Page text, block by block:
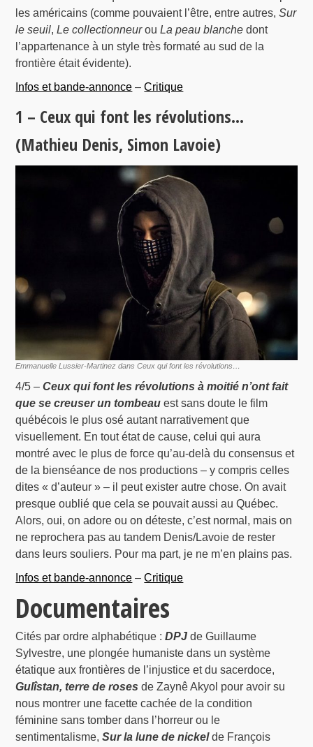
les américains (comme pouvaient l’être, entre autres,Sur
le seuil,Le collectionneurouLa peau blanche dont
l’appartenance à un style très formaté au sud de la
frontière était évidente).
Infos et bande-annonce –Critique
1 – Ceux qui font les révolutions…
(Mathieu Denis, Simon Lavoie)
Emmanuelle Lussier-Martinez dans Ceux qui font les révolutions…
4/5 –Ceux qui font les révolutions à moitié n’ont fait
que se creuser un tombeau est sans doute le film
québécois le plus osé autant narrativement que
visuellement. En tout état de cause, celui qui aura
montré avec le plus de force qu’au-delà du consensus et
de la bienséance de nos productions – y compris celles
dites « d’auteur » – il peut exister autre chose. On avait
presque oublié que cela se pouvait aussi au Québec.
Alors, oui, on adore ou on déteste, c’est normal, mais on
ne reprochera pas au tandem Denis/Lavoie de rester
dans leurs souliers. Pour ma part, je ne m’en plains pas.
Infos et bande-annonce –Critique
Documentaires
Cités par ordre alphabétique :DPJ de Guillaume
Sylvestre, une plongée humaniste dans un système
étatique aux frontières de l’injustice et du sacerdoce,
Gulîstan, terre de roses de Zaynê Akyol pour avoir su
nous montrer une facette cachée de la condition
féminine sans tomber dans l’horreur ou le
sentimentalisme,Sur la lune de nickelde François